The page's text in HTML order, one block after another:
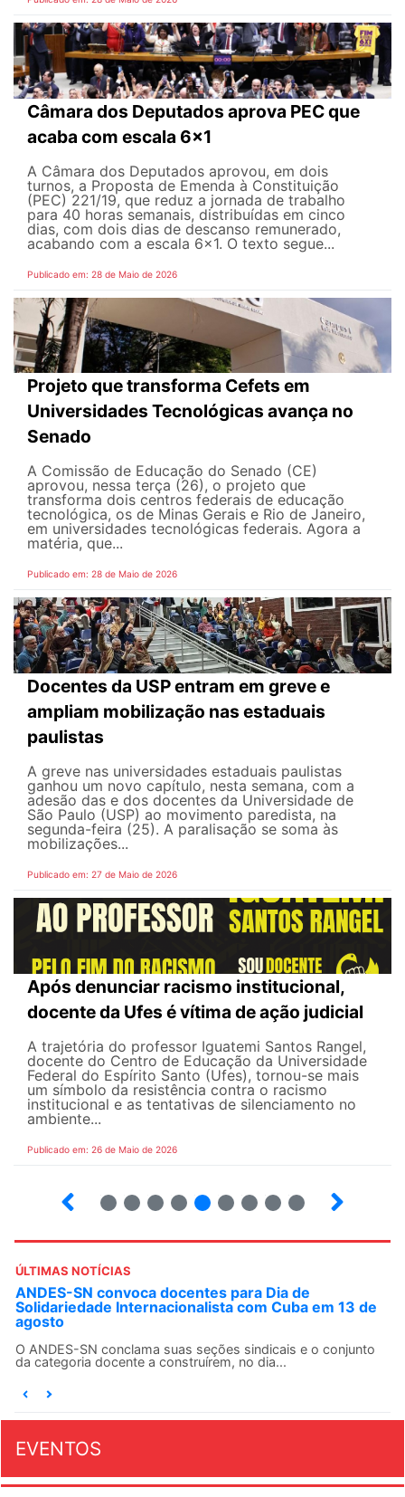
Câmara dos Deputados aprova PEC que
acaba com escala 6x1
A Câmara dos Deputados aprovou, em dois
turnos, a Proposta de Emenda à Constituição
(PEC) 221/19, que reduz a jornada de trabalho
para 40 horas semanais, distribuídas em cinco
dias, com dois dias de descanso remunerado,
acabando com a escala 6x1. O texto segue...
Publicado em: 28 de Maio de 2026
Projeto que transforma Cefets em
Universidades Tecnológicas avança no
Senado
A Comissão de Educação do Senado (CE)
aprovou, nessa terça (26), o projeto que
transforma dois centros federais de educação
tecnológica, os de Minas Gerais e Rio de Janeiro,
em universidades tecnológicas federais. Agora a
matéria, que...
Publicado em: 28 de Maio de 2026
Docentes da USP entram em greve e
ampliam mobilização nas estaduais
paulistas
A greve nas universidades estaduais paulistas
ganhou um novo capítulo, nesta semana, com a
adesão das e dos docentes da Universidade de
São Paulo (USP) ao movimento paredista, na
segunda-feira (25). A paralisação se soma às
mobilizações...
Publicado em: 27 de Maio de 2026
Após denunciar racismo institucional,
docente da Ufes é vítima de ação judicial
A trajetória do professor Iguatemi Santos Rangel,
docente do Centro de Educação da Universidade
Federal do Espírito Santo (Ufes), tornou-se mais
um símbolo da resistência contra o racismo
institucional e as tentativas de silenciamento no
ambiente...
Publicado em: 26 de Maio de 2026
ÚLTIMAS NOTÍCIAS
ANDES-SN convoca docentes para Dia de
Solidariedade Internacionalista com Cuba em 13 de
agosto
O ANDES-SN conclama suas seções sindicais e o conjunto
da categoria docente a construírem, no dia...
EVENTOS